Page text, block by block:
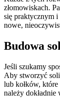
złomowiskach.
się praktycznym i
nowe,
Budowa
Jeśli szukamy
Aby stworzyć
lub kołków,
należy